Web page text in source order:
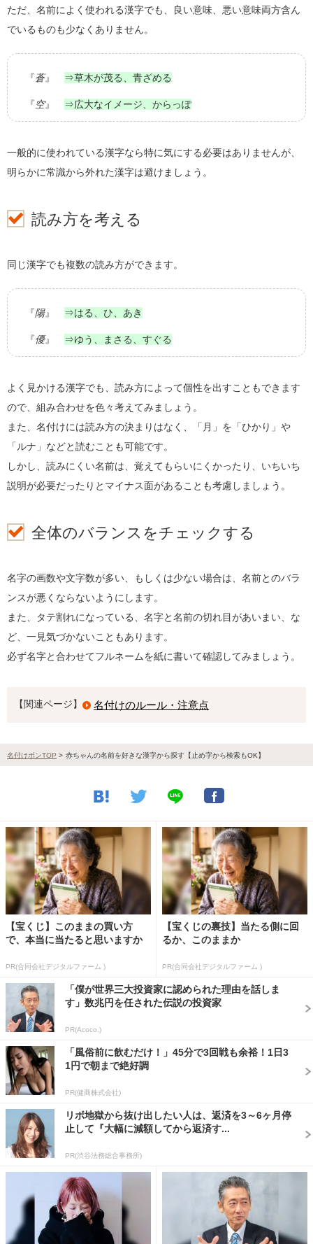
琴葉 彩葉 結葉 一葉 more
琴音 花音 亜香音
莉央 菜央 麻央
結心 彩心 美心
ただ、名前によく使われる漢字でも、良い意味、悪い意味両方含ん
でいるものも少なくありません。
『蒼』 ⇒草木が茂る、青ざめる
『空』 ⇒広大なイメージ、からっぽ
一般的に使われている漢字なら特に気にする必要はありませんが、
明らかに常識から外れた漢字は避けましょう。
読み方を考える
同じ漢字でも複数の読み方ができます。
『陽』 ⇒はる、ひ、あき
『優』 ⇒ゆう、まさる、すぐる
よく見かける漢字でも、読み方によって個性を出すこともできます
ので、組み合わせを色々考えてみましょう。
また、名付けには読み方の決まりはなく、「月」を「ひかり」や
「ルナ」などと読むことも可能です。
しかし、読みにくい名前は、覚えてもらいにくかったり、いちいち
説明が必要だったりとマイナス面があることも考慮しましょう。
全体のバランスをチェックする
名字の画数や文字数が多い、もしくは少ない場合は、名前とのバラ
ンスが悪くならないようにします。
また、タテ割れになっている、名字と名前の切れ目があいまい、な
ど、一見気づかないこともあります。
必ず名字と合わせてフルネームを紙に書いて確認してみましょう。
【関連ページ】 名付けのルール・注意点
名付けポンTOP > 赤ちゃんの名前を好きな漢字から探す【止め字から検索もOK】
【宝くじ】このままの買い方
で、本当に当たると思いますか
PR(合同会社デジタルファーム )
【宝くじの裏技】当たる側に回
るか、このままか
PR(合同会社デジタルファーム )
「僕が世界三大投資家に認められた理由を話しま
す」数兆円を任された伝説の投資家
PR(Acoco.)
「風俗前に飲むだけ！」45分で3回戦も余裕！1日3
1円で朝まで絶好調
PR(健商株式会社)
リボ地獄から抜け出したい人は、返済を3～6ヶ月停
止して『大幅に減額してから返済す...
PR(渋谷法務総合事務所)